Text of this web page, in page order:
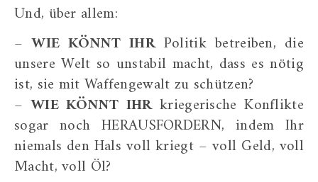
Und, über allem:
–WIE KÖNNT IHR Politik betreiben, die
unsere Welt so unstabil macht, dass es nötig
ist, sie mit Waffengewalt zu schützen?
– WIE KÖNNT IHRkriegerische Konflikte
sogar noch HERAUSFORDERN, indem Ihr
niemals den Hals voll kriegt – voll Geld, voll
Macht, voll Öl?